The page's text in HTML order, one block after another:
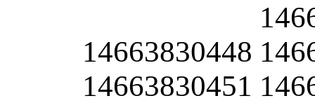
14663830448
14663830451